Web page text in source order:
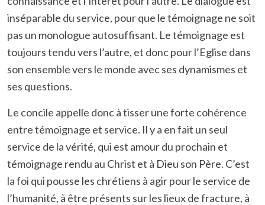
inséparable du service, pour que le témoignage ne soit
pas un monologue autosuffisant. Le témoignage est
toujours tendu vers l’autre, et donc pour l’Eglise dans
son ensemble vers le monde avec ses dynamismes et
ses questions.
Le concile appelle donc à tisser une forte cohérence
entre témoignage et service. Il y a en fait un seul
service de la vérité, qui est amour du prochain et
témoignage rendu au Christ et à Dieu son Père. C’est
la foi qui pousse les chrétiens à agir pour le service de
l’humanité, à être présents sur les lieux de fracture, à